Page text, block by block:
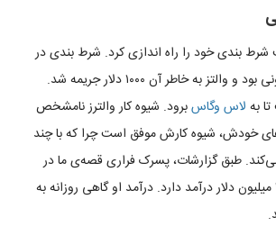
شرط بندی خود را راه اندازی کرد. شرط بندی در
ایالت کنتاکی غیر قانونی بود و والتز به خاطر آن ۱۰۰۰ دلار جریمه شد.
به لاس وگاسبرود. شیوه کار والترز نامشخص
خودش، شیوه کارش موفق است چرا که با چند
می‌کند. طبق گزارشات، پسرک فراری قصه‌ی ما در
حال حاضر سالیانه ۱۵ میلیون دلار درآمد دارد. درآمد او گاهی روزانه به